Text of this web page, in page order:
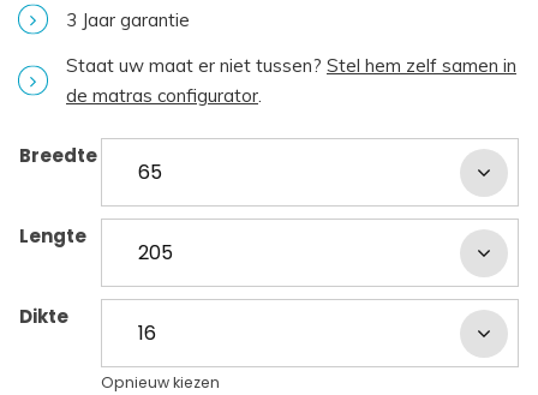
3 Jaar garantie
Staat uw maat er niet tussen? Stel hem zelf samen in
de matras configurator
Breedte
Lengte
Dikte
Opnieuw kiezen